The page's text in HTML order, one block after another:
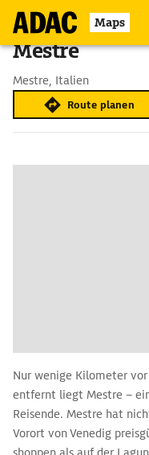
Maps
Mestre
Mestre, Italien
Route planen
Nur wenige Kilometer
entfernt liegt Mestre –
Reisende. Mestre hat
Vorort von Venedig